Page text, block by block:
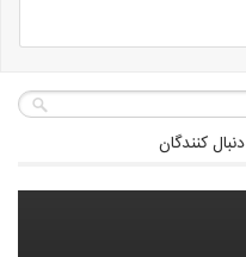
دنبال کنندگان